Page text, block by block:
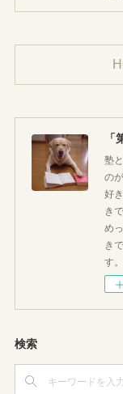
塾
の
好
き
め
き
す。
検索